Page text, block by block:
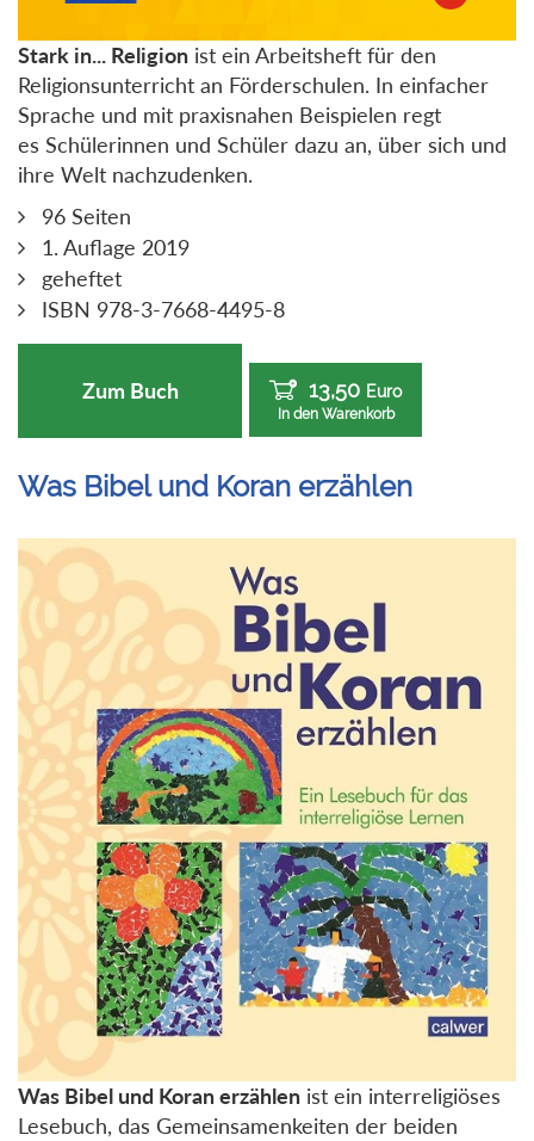
Stark in... Religion ist ein Arbeitsheft für den
Religionsunterricht an Förderschulen. In einfacher
Sprache und mit praxisnahen Beispielen regt
es Schülerinnen und Schüler dazu an, über sich und
ihre Welt nachzudenken.
96 Seiten
1. Auflage 2019
geheftet
ISBN 978-3-7668-4495-8
Zum Buch 13,50 Euro
In den Warenkorb
Was Bibel und Koran erzählen
Was Bibel und Koran erzählen ist ein interreligiöses
Lesebuch, das Gemeinsamenkeiten der beiden